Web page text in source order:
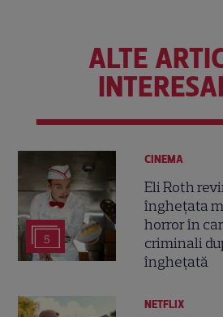
ALTE
5
CINEMA
Eli Roth
înghețata
horror în
criminali
înghețată
NETFLIX